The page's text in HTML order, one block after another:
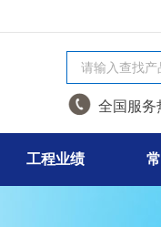
全国服务
工程业绩